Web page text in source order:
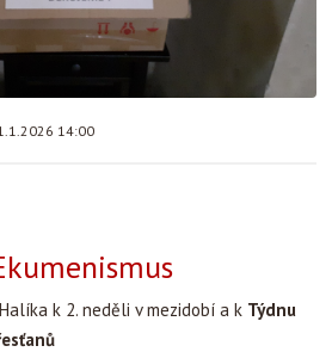
14:00
k 2. neděli v mezidobí a k Týdnu